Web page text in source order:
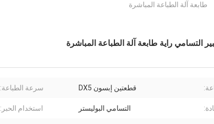
طابعة آلة الطباعة المباشرة
التسامي راية طابعة آلة الطباعة المباشرة
قطعتين إبسون DX5 سرعة الطباعة:
التسامي البوليستر استخدام الحبر: